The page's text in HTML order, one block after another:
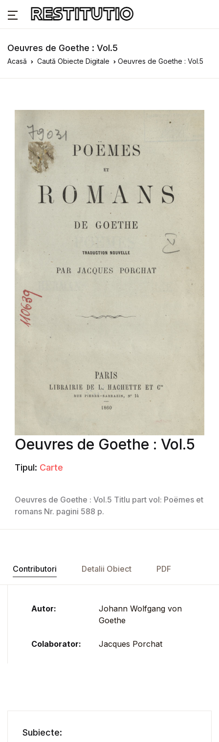
Oeuvres de Goethe : Vol.5
Acasă Caută Obiecte Digitale Oeuvres de Goethe : Vol.5
Oeuvres de Goethe : Vol.5
Tipul: Carte
Oeuvres de Goethe : Vol.5 Titlu part vol: Poëmes et
romans Nr. pagini 588 p.
Contributori Detalii Obiect PDF
Autor:
Johann Wolfgang von
Goethe
Colaborator: Jacques Porchat
Subiecte: